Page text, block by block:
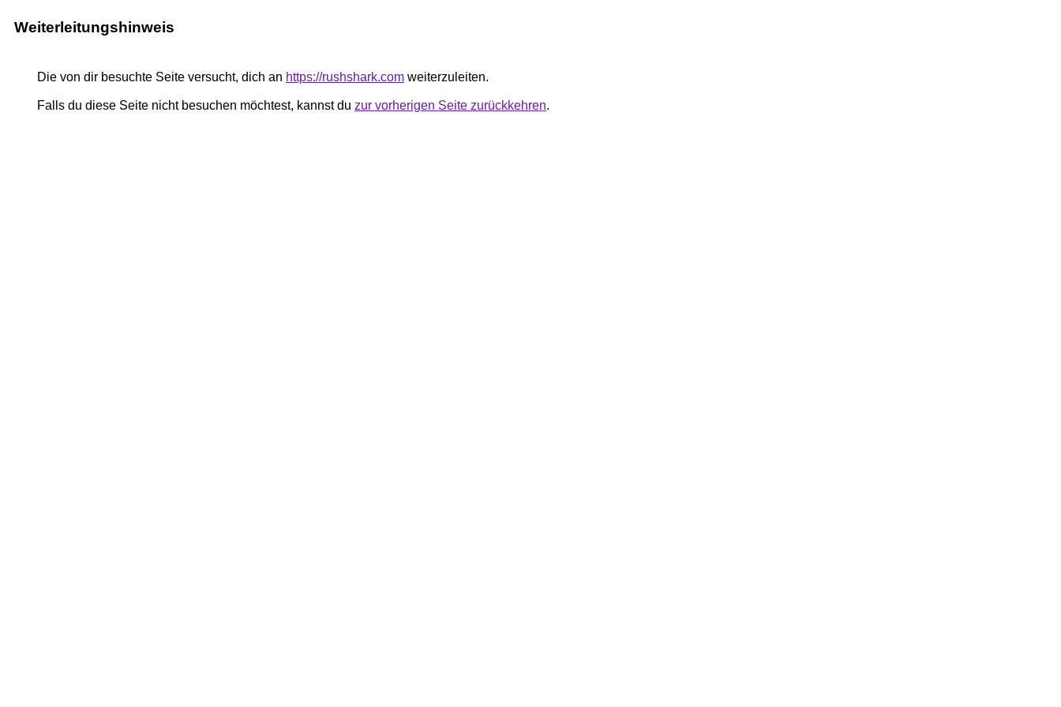
Weiterleitungshinweis
Die von dir besuchte Seite versucht, dich an https://rushshark.com weiterzuleiten.
Falls du diese Seite nicht besuchen möchtest, kannst du zur vorherigen Seite zurückkehren.